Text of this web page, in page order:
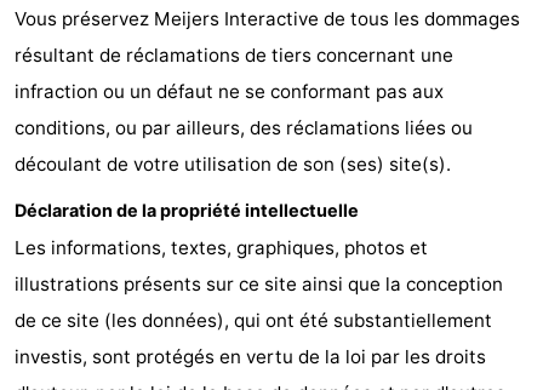
la
Frise
Schiermonnikoog
-
Ameland
-
Terschelling
-
Texel
Météo
Vous préservez Meijers Interactive de tous les dommages
résultant de réclamations de tiers concernant une
infraction ou un défaut ne se conformant pas aux
conditions, ou par ailleurs, des réclamations liées ou
découlant de votre utilisation de son (ses) site(s).
Déclaration de la propriété intellectuelle
Les informations, textes, graphiques, photos et
illustrations présents sur ce site ainsi que la conception
de ce site (les données), qui ont été substantiellement
investis, sont protégés en vertu de la loi par les droits